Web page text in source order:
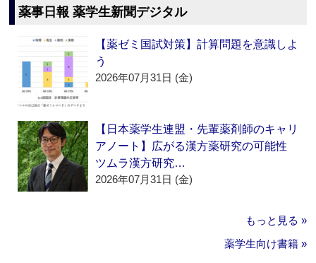
薬事日報 薬学生新聞デジタル
【薬ゼミ国試対策】計算問題を意識しよ
う
2026年07月31日 (金)
【日本薬学生連盟・先輩薬剤師のキャリ
アノート】広がる漢方薬研究の可能性
ツムラ漢方研究…
2026年07月31日 (金)
もっと見る »
薬学生向け書籍 »